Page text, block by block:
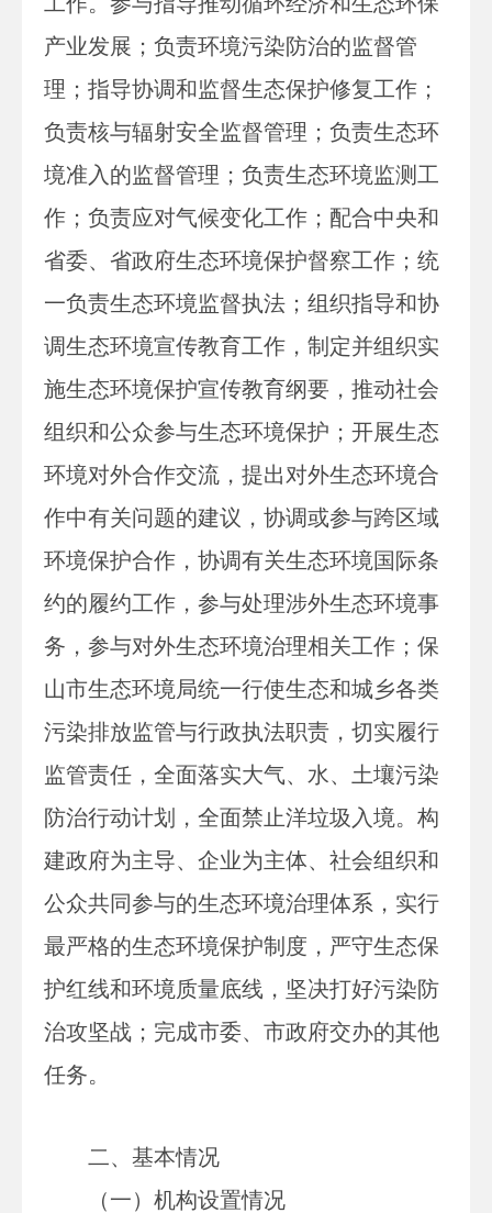
产业发展；负责环境污染防治的监督管
理；指导协调和监督生态保护修复工作；
负责核与辐射安全监督管理；负责生态环
境准入的监督管理；负责生态环境监测工
作；负责应对气候变化工作；配合中央和
省委、省政府生态环境保护督察工作；统
一负责生态环境监督执法；组织指导和协
调生态环境宣传教育工作，制定并组织实
施生态环境保护宣传教育纲要，推动社会
组织和公众参与生态环境保护；开展生态
环境对外合作交流，提出对外生态环境合
作中有关问题的建议，协调或参与跨区域
环境保护合作，协调有关生态环境国际条
约的履约工作，参与处理涉外生态环境事
务，参与对外生态环境治理相关工作；保
山市生态环境局统一行使生态和城乡各类
污染排放监管与行政执法职责，切实履行
监管责任，全面落实大气、水、土壤污染
防治行动计划，全面禁止洋垃圾入境。构
建政府为主导、企业为主体、社会组织和
公众共同参与的生态环境治理体系，实行
最严格的生态环境保护制度，严守生态保
护红线和环境质量底线，坚决打好污染防
治攻坚战；完成市委、市政府交办的其他
任务。
二、基本情况
（一）机构设置情况